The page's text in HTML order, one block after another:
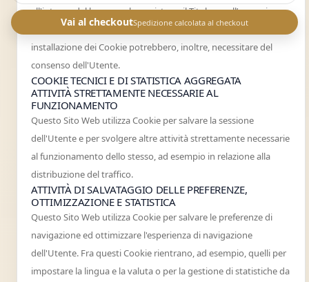
Vai al checkoutSpedizione calcolata al checkout
all'interno del browser che assistono il Titolare nell’erogazione
del servizio in base alle finalità descritte. Alcune delle finalità di
installazione dei Cookie potrebbero, inoltre, necessitare del
consenso dell'Utente.
COOKIE TECNICI E DI STATISTICA AGGREGATA
ATTIVITÀ STRETTAMENTE NECESSARIE AL
FUNZIONAMENTO
Questo Sito Web utilizza Cookie per salvare la sessione
dell'Utente e per svolgere altre attività strettamente necessarie
al funzionamento dello stesso, ad esempio in relazione alla
distribuzione del traffico.
ATTIVITÀ DI SALVATAGGIO DELLE PREFERENZE,
OTTIMIZZAZIONE E STATISTICA
Questo Sito Web utilizza Cookie per salvare le preferenze di
navigazione ed ottimizzare l'esperienza di navigazione
dell'Utente. Fra questi Cookie rientrano, ad esempio, quelli per
impostare la lingua e la valuta o per la gestione di statistiche da